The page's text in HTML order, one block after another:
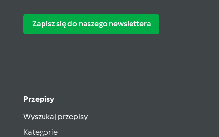
Zapisz się do naszego newslettera
Przepisy
Wyszukaj przepisy
Kategorie